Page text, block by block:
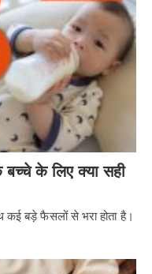
बच्चे के लिए क्या सही
कई बड़े फैसलों से भरा होता है।